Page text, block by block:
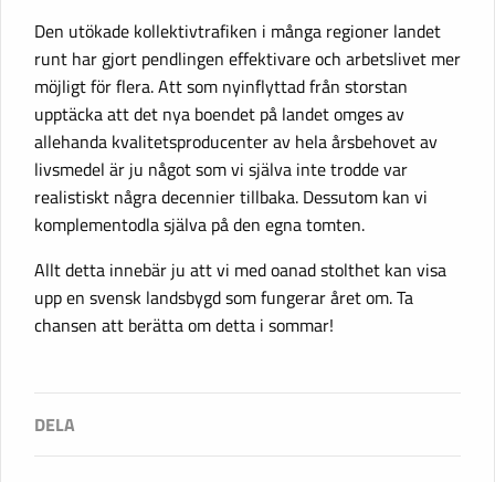
Den utökade kollektivtrafiken i många regioner landet
runt har gjort pendlingen effektivare och arbetslivet mer
möjligt för flera. Att som nyinflyttad från storstan
upptäcka att det nya boendet på landet omges av
allehanda kvalitetsproducenter av hela årsbehovet av
livsmedel är ju något som vi själva inte trodde var
realistiskt några decennier tillbaka. Dessutom kan vi
komplementodla själva på den egna tomten.
Allt detta innebär ju att vi med oanad stolthet kan visa
upp en svensk landsbygd som fungerar året om. Ta
chansen att berätta om detta i sommar!